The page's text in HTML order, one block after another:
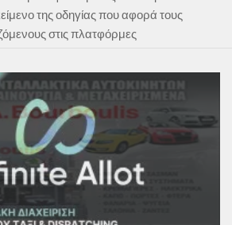
της οδηγίας που αφορά τους
στις πλατφόρμες